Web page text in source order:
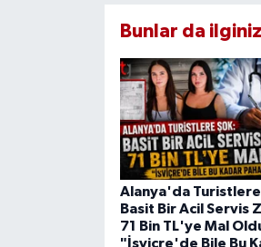
Bunlar da
Alanya'da Turistlere
Basit Bir Acil Servis
71 Bin TL'ye Mal
"İsviçre'de Bile Bu